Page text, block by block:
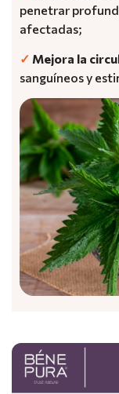
penetrar
afectadas;
✓ Mejora la
sanguíneos y